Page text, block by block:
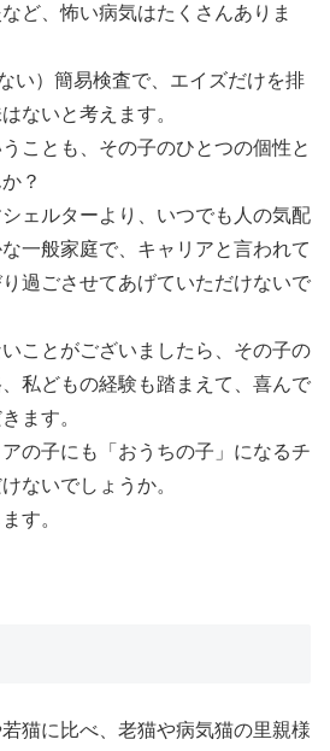
ど、怖い病気はたくさんありま
い）簡易検査で、エイズだけを排
ないと考えます。
ことも、その子のひとつの個性と
？
ェルターより、いつでも人の気配
一般家庭で、キャリアと言われて
過ごさせてあげていただけないで
ことがございましたら、その子の
私どもの経験も踏まえて、喜んで
ます。
の子にも「おうちの子」になるチ
ないでしょうか。
す。
猫に比べ、老猫や病気猫の里親様